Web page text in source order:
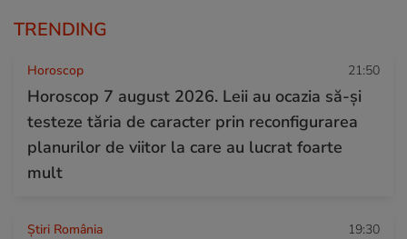
TRENDING
Horoscop 21:50
Horoscop 7 august 2026. Leii au ocazia să-și
testeze tăria de caracter prin reconfigurarea
planurilor de viitor la care au lucrat foarte
mult
Știri România 19:30